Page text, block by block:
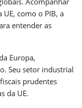
como o PIB, a
entender as
Europa,
Seu setor industrial
prudentes
da UE.